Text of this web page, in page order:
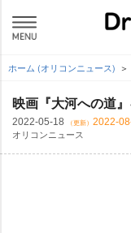
ホーム (オリコンニュース)
映画『大河への道
2022-05-18 （更新） 2022-
オリコンニュース